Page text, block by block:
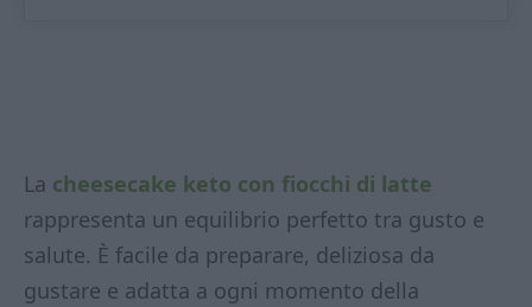
La cheesecake keto con fiocchi di latte
rappresenta un equilibrio perfetto tra gusto e
salute. È facile da preparare, deliziosa da
gustare e adatta a ogni momento della